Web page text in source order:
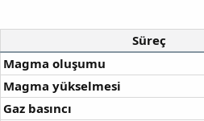
Süreç
Magma oluşumu
Magma yükselmesi
Gaz basıncı